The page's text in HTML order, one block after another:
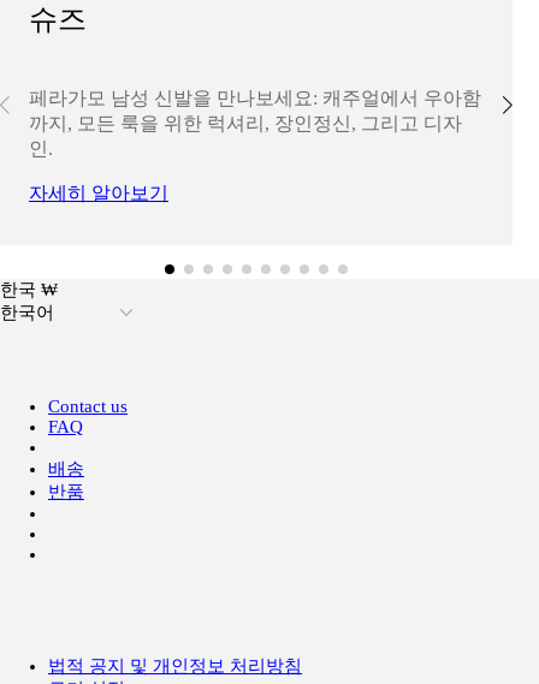
슈즈
페라가모 남성 신발을 만나보세요: 캐주얼에서 우아함
까지, 모든 룩을 위한 럭셔리, 장인정신, 그리고 디자
인.
자세히 알아보기
한국 ₩
한국어
Contact us
FAQ
배송
반품
법적 공지 및 개인정보 처리방침